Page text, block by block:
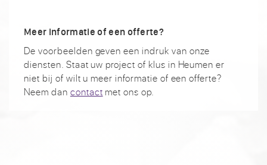
Meer informatie of een offerte?
De voorbeelden geven een indruk van onze
diensten. Staat uw project of klus in Heumen er
niet bij of wilt u meer informatie of een offerte?
Neem dan contactmet ons op.